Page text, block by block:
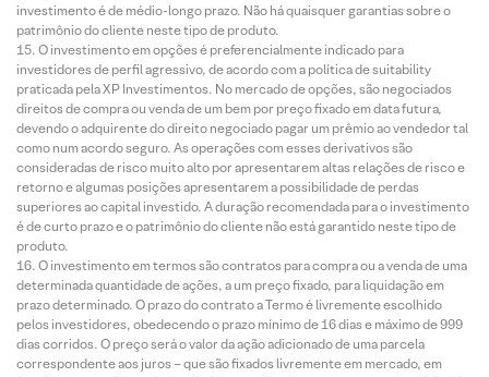
investimento é de médio-longo prazo. Não há quaisquer garantias sobre o
patrimônio do cliente neste tipo de produto.
O investimento em opções é preferencialmente indicado para
investidores de perfil agressivo, de acordo com a política de suitability
praticada pela XP Investimentos. No mercado de opções, são negociados
direitos de compra ou venda de um bem por preço fixado em data futura,
devendo o adquirente do direito negociado pagar um prêmio ao vendedor tal
como num acordo seguro. As operações com esses derivativos são
consideradas de risco muito alto por apresentarem altas relações de risco e
retorno e algumas posições apresentarem a possibilidade de perdas
superiores ao capital investido. A duração recomendada para o investimento
é de curto prazo e o patrimônio do cliente não está garantido neste tipo de
produto.
O investimento em termos são contratos para compra ou a venda de uma
determinada quantidade de ações, a um preço fixado, para liquidação em
prazo determinado. O prazo do contrato a Termo é livremente escolhido
pelos investidores, obedecendo o prazo mínimo de 16 dias e máximo de 999
dias corridos. O preço será o valor da ação adicionado de uma parcela
correspondente aos juros – que são fixados livremente em mercado, em